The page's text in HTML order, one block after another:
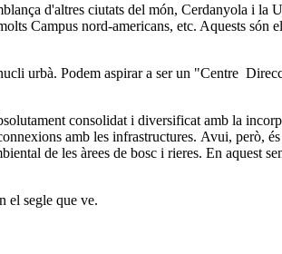
d'altres ciutats del món, Cerdanyola i la
Campus nord-americans, etc. Aquests són
urbà. Podem aspirar a ser un "Centre
consolidat i diversificat amb la
amb les infrastructures. Avui, però,
de les àrees de bosc i rieres. En aquest
el segle que ve.